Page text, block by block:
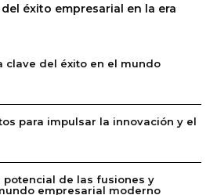
éxito empresarial en la era
clave del éxito en el mundo
para impulsar la innovación y el
potencial de las fusiones y
empresarial moderno